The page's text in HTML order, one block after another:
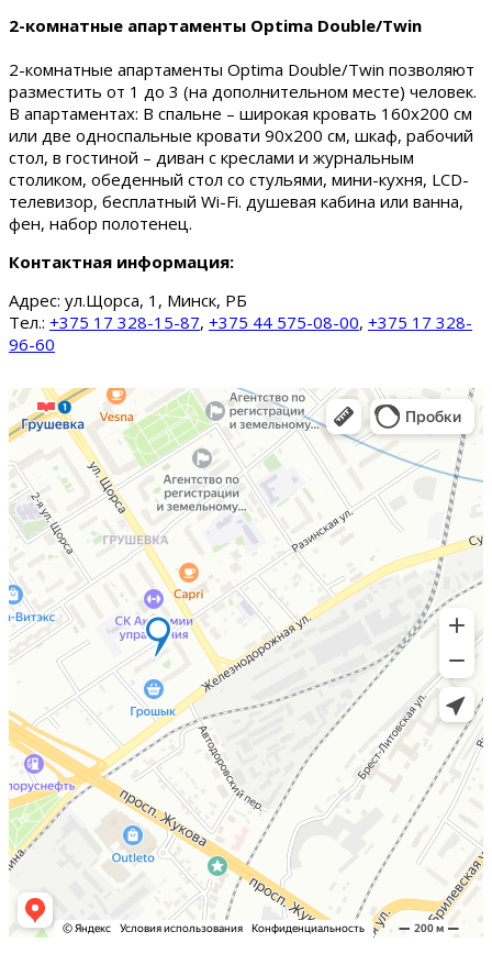
2-комнатные апартаменты Optima Double/Twin
2-комнатные апартаменты Optima Double/Twin позволяют
разместить от 1 до 3 (на дополнительном месте) человек.
В апартаментах: В спальне – широкая кровать 160х200 см
или две односпальные кровати 90х200 см, шкаф, рабочий
стол, в гостиной – диван с креслами и журнальным
столиком, обеденный стол со стульями, мини-кухня, LCD-
телевизор, бесплатный Wi-Fi. душевая кабина или ванна,
фен, набор полотенец.
Контактная информация:
Адрес: ул.Щорса, 1, Минск, РБ
Тел.: +375 17 328-15-87, +375 44 575-08-00, +375 17 328-
96-60